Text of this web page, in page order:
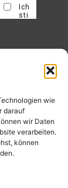
wie
darauf
wir Daten
verarbeiten.
können